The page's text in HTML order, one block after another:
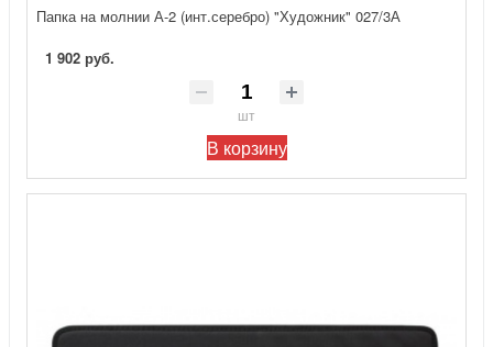
Папка на молнии А-2 (инт.серебро) "Художник" 027/3А
1 902 руб.
шт
В корзину